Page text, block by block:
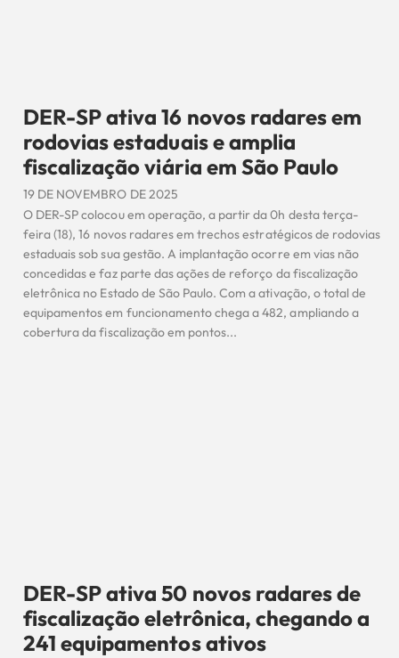
DER-SP ativa 16 novos radares em
rodovias estaduais e amplia
fiscalização viária em São Paulo
19 DE NOVEMBRO DE 2025
O DER-SP colocou em operação, a partir da 0h desta terça-
feira (18), 16 novos radares em trechos estratégicos de rodovias
estaduais sob sua gestão. A implantação ocorre em vias não
concedidas e faz parte das ações de reforço da fiscalização
eletrônica no Estado de São Paulo. Com a ativação, o total de
equipamentos em funcionamento chega a 482, ampliando a
cobertura da fiscalização em pontos...
DER-SP ativa 50 novos radares de
fiscalização eletrônica, chegando a
241 equipamentos ativos